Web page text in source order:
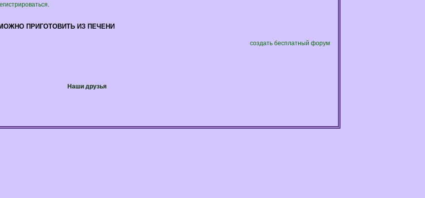
ПРИГОТОВИТЬ ИЗ ПЕЧЕНИ
создать бесплатный форум
Наши друзья